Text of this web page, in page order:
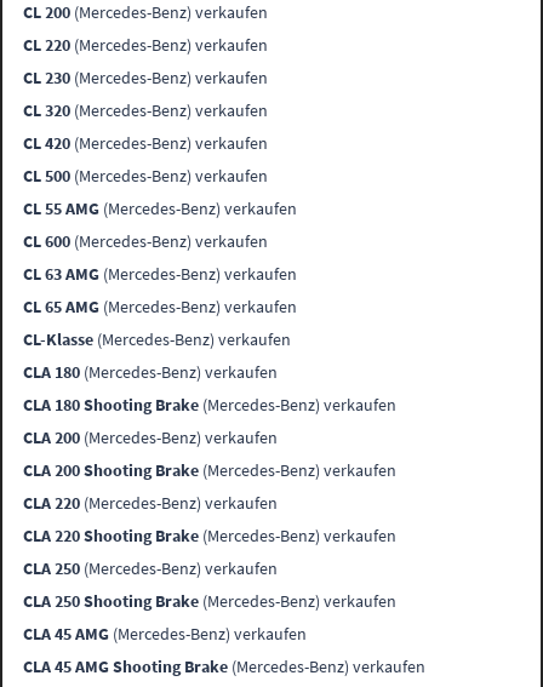
CL 200 (Mercedes-Benz) verkaufen
CL 220 (Mercedes-Benz) verkaufen
CL 230 (Mercedes-Benz) verkaufen
CL 320 (Mercedes-Benz) verkaufen
CL 420 (Mercedes-Benz) verkaufen
CL 500 (Mercedes-Benz) verkaufen
CL 55 AMG (Mercedes-Benz) verkaufen
CL 600 (Mercedes-Benz) verkaufen
CL 63 AMG (Mercedes-Benz) verkaufen
CL 65 AMG (Mercedes-Benz) verkaufen
CL-Klasse (Mercedes-Benz) verkaufen
CLA 180 (Mercedes-Benz) verkaufen
CLA 180 Shooting Brake (Mercedes-Benz) verkaufen
CLA 200 (Mercedes-Benz) verkaufen
CLA 200 Shooting Brake (Mercedes-Benz) verkaufen
CLA 220 (Mercedes-Benz) verkaufen
CLA 220 Shooting Brake (Mercedes-Benz) verkaufen
CLA 250 (Mercedes-Benz) verkaufen
CLA 250 Shooting Brake (Mercedes-Benz) verkaufen
CLA 45 AMG (Mercedes-Benz) verkaufen
CLA 45 AMG Shooting Brake (Mercedes-Benz) verkaufen